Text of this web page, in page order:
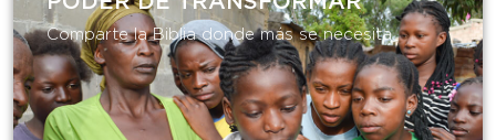
Comparte la Biblia donde más se necesita.